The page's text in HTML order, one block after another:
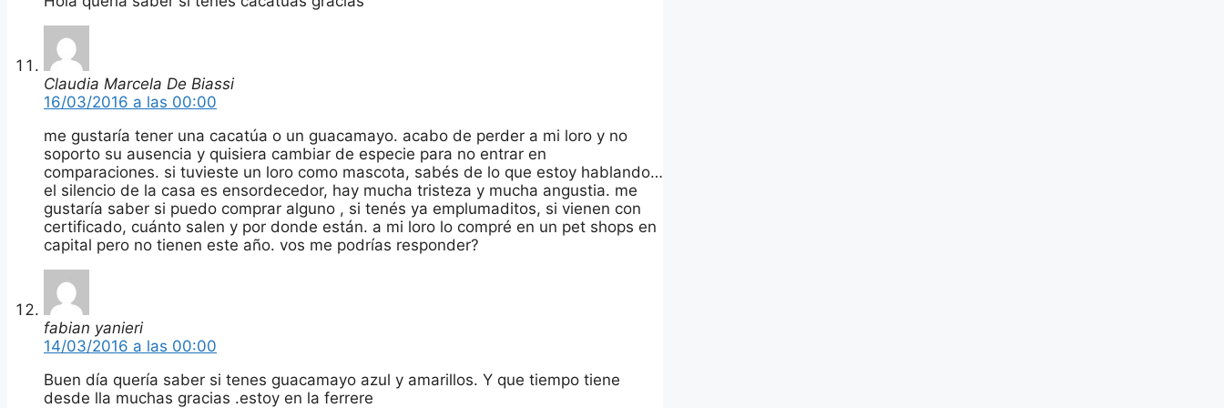
Claudia Marcela De Biassi
16/03/2016 a las 00:00
me gustaría tener una cacatúa o un guacamayo. acabo de perder a mi loro y no
soporto su ausencia y quisiera cambiar de especie para no entrar en
comparaciones. si tuvieste un loro como mascota, sabés de lo que estoy hablando…
el silencio de la casa es ensordecedor, hay mucha tristeza y mucha angustia. me
gustaría saber si puedo comprar alguno , si tenés ya emplumaditos, si vienen con
certificado, cuánto salen y por donde están. a mi loro lo compré en un pet shops en
capital pero no tienen este año. vos me podrías responder?
fabian yanieri
14/03/2016 a las 00:00
Buen día quería saber si tenes guacamayo azul y amarillos. Y que tiempo tiene
desde lla muchas gracias .estoy en la ferrere